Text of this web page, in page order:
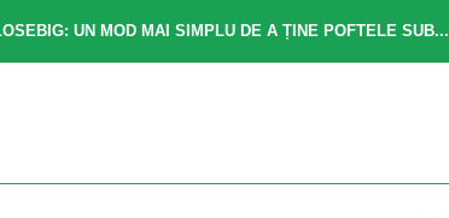
UN MOD MAI SIMPLU DE A ȚINE POFTELE SUB...